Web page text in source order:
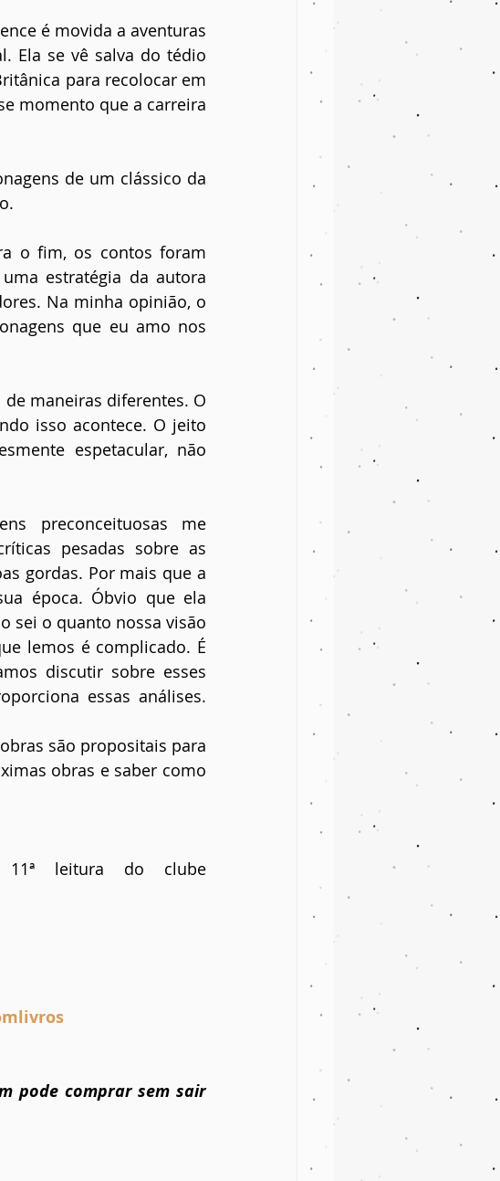
é movida a aventuras
Ela se vê salva do tédio
para recolocar em
momento que a carreira
de um clássico da
o fim, os contos foram
estratégia da autora
Na minha opinião, o
que eu amo nos
maneiras diferentes. O
isso acontece. O jeito
espetacular, não
preconceituosas me
pesadas sobre as
gordas. Por mais que a
época. Óbvio que ela
sei o quanto nossa visão
lemos é complicado. É
discutir sobre esses
essas análises.
são propositais para
obras e saber como
pode comprar sem sair